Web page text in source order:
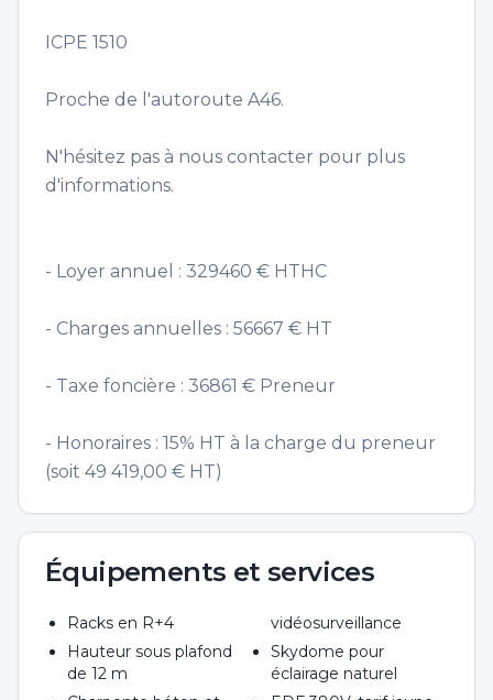
ICPE 1510
Proche de l'autoroute A46.
N'hésitez pas à nous contacter pour plus
d'informations.
- Loyer annuel : 329460 € HTHC
- Charges annuelles : 56667 € HT
- Taxe foncière : 36861 € Preneur
- Honoraires : 15% HT à la charge du preneur
(soit 49 419,00 € HT)
Équipements et services
Racks en R+4
Hauteur sous plafond
de 12 m
vidéosurveillance
Skydome pour
éclairage naturel